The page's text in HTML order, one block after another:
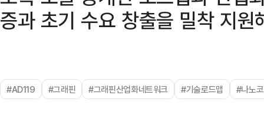
증과 초기 수요 창출을 밀착 지
#AD119 #그래핀 #그래핀산업화네트워크 #기술로드맵 #나노